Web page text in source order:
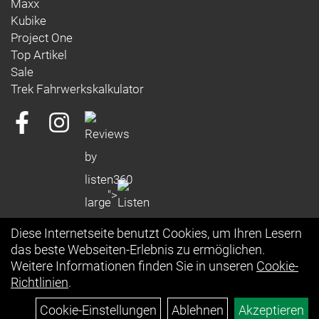
Hersteller: Trek Bicycle Corporation
EU-Kontaktadresse:
Bikeurope BV
Ceintuurbaan 2-20C,
3847 LG, Harderwijk,
Niederlande
https://www.trekbikes.com/contactUs/
Warn- und Sicherheitsinformationen:
Trek-, Bontrager- und Electra-Produkte: https://www.trekbikes.com/manuals/
Diamant-Produkte: https://www.diamantrad.com/manuals/
Maxx
Kubike
Project One
Top Artikel
Sale
Trek Fahrwerkskalkulator
">
Diese Internetseite benutzt Cookies, um Ihren Lesern
das beste Webseiten-Erlebnis zu ermöglichen.
Weitere Informationen finden Sie in unseren Cookie-
Richtlinien.
Cookie-Einstellungen
Ablehnen Akzeptieren